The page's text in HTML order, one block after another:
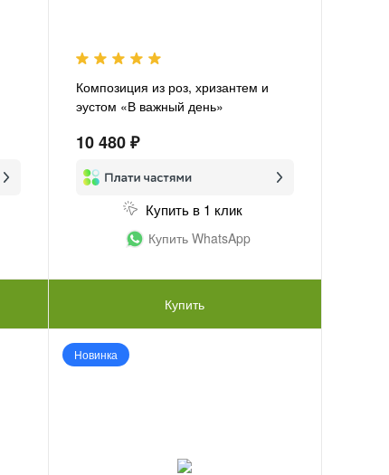
Композиция из роз, хризантем и
эустом «В важный день»
10 480 ₽
Купить в 1 клик
Купить WhatsApp
Купить
Новинка